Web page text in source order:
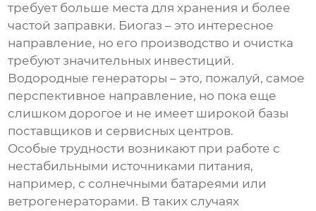
требует больше места для хранения и более
частой заправки. Биогаз – это интересное
направление, но его производство и очистка
требуют значительных инвестиций.
Водородные генераторы – это, пожалуй, самое
перспективное направление, но пока еще
слишком дорогое и не имеет широкой базы
поставщиков и сервисных центров.
Особые трудности возникают при работе с
нестабильными источниками питания,
например, с солнечными батареями или
ветрогенераторами. В таких случаях